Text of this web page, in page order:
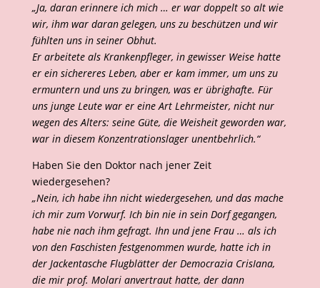
„Ja, daran erinnere ich mich … er war doppelt so alt wie
wir, ihm war daran gelegen, uns zu beschützen und wir
fühlten uns in seiner Obhut.
Er arbeitete als Krankenpfleger, in gewisser Weise hatte
er ein sichereres Leben, aber er kam immer, um uns zu
ermuntern und uns zu bringen, was er übrighafte. Für
uns junge Leute war er eine Art Lehrmeister, nicht nur
wegen des Alters: seine Güte, die Weisheit geworden war,
war in diesem Konzentrationslager unentbehrlich.“
Haben Sie den Doktor nach jener Zeit
wiedergesehen?
„Nein, ich habe ihn nicht wiedergesehen, und das mache
ich mir zum Vorwurf. Ich bin nie in sein Dorf gegangen,
habe nie nach ihm gefragt. Ihn und jene Frau … als ich
von den Faschisten festgenommen wurde, hatte ich in
der Jackentasche Flugblätter der Democrazia CrisIana,
die mir prof. Molari anvertraut hatte, der dann